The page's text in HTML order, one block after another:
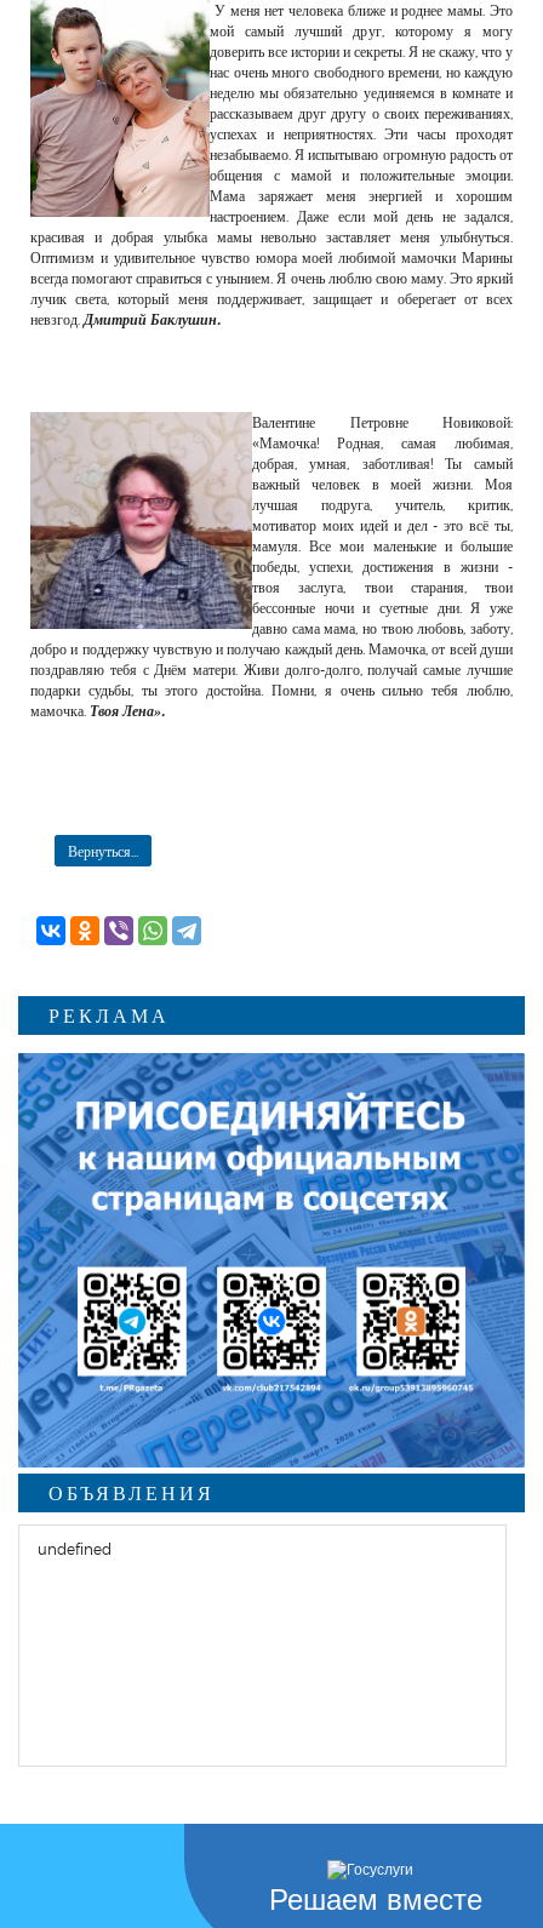
У меня нет человека ближе и роднее мамы. Это
мой самый лучший друг, которому я могу
доверить все истории и секреты. Я не скажу, что у
нас очень много свободного времени, но каждую
неделю мы обязательно уединяемся в комнате и
рассказываем друг другу о своих переживаниях,
успехах и неприятностях. Эти часы проходят
незабываемо. Я испытываю огромную радость от
общения с мамой и положительные эмоции.
Мама заряжает меня энергией и хорошим
настроением. Даже если мой день не задался,
красивая и добрая улыбка мамы невольно заставляет меня улыбнуться.
Оптимизм и удивительное чувство юмора моей любимой мамочки Марины
всегда помогают справиться с унынием. Я очень люблю свою маму. Это яркий
лучик света, который меня поддерживает, защищает и оберегает от всех
невзгод. Дмитрий Баклушин.
Валентине Петровне Новиковой:
«Мамочка! Родная, самая любимая,
добрая, умная, заботливая! Ты самый
важный человек в моей жизни. Моя
лучшая подруга, учитель, критик,
мотиватор моих идей и дел - это всё ты,
мамуля. Все мои маленькие и большие
победы, успехи, достижения в жизни -
твоя заслуга, твои старания, твои
бессонные ночи и суетные дни. Я уже
давно сама мама, но твою любовь, заботу,
добро и поддержку чувствую и получаю каждый день. Мамочка, от всей души
поздравляю тебя с Днём матери. Живи долго-долго, получай самые лучшие
подарки судьбы, ты этого достойна. Помни, я очень сильно тебя люблю,
мамочка. Твоя Лена».
Вернуться...
РЕКЛАМА
ОБЪЯВЛЕНИЯ
undefined
Решаем вместе